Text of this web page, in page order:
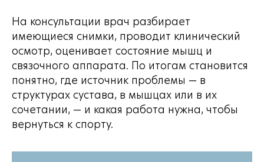
На консультации врач разбирает
имеющиеся снимки, проводит клинический
осмотр, оценивает состояние мышц и
связочного аппарата. По итогам становится
понятно, где источник проблемы — в
структурах сустава, в мышцах или в их
сочетании, — и какая работа нужна, чтобы
вернуться к спорту.